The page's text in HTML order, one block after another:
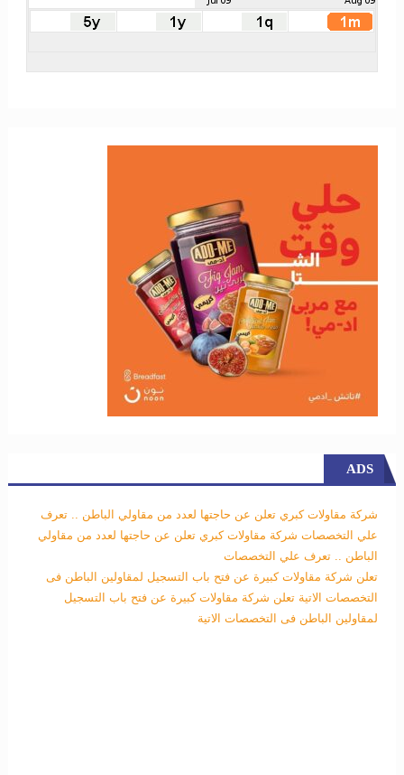
ADS
شركة مقاولات كبري تعلن عن حاجتها لعدد من مقاولي الباطن .. تعرف
علي التخصصات شركة مقاولات كبري تعلن عن حاجتها لعدد من مقاولي
الباطن .. تعرف علي التخصصات
تعلن شركة مقاولات كبيرة عن فتح باب التسجيل لمقاولين الباطن فى
التخصصات الاتية تعلن شركة مقاولات كبيرة عن فتح باب التسجيل
لمقاولين الباطن فى التخصصات الاتية